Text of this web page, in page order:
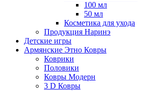
100 мл
50 мл
Косметика для ухода
Продукция Наринэ
Детские игры
Армянские Этно Ковры
Коврики
Половики
Ковры Модерн
3 D Ковры